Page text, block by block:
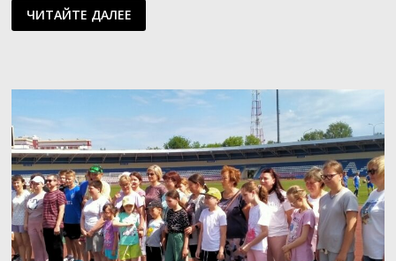
СЛЕТ
ПО
СПОРТИВНОМУ
ЧИТАЙТЕ ДАЛЕЕ